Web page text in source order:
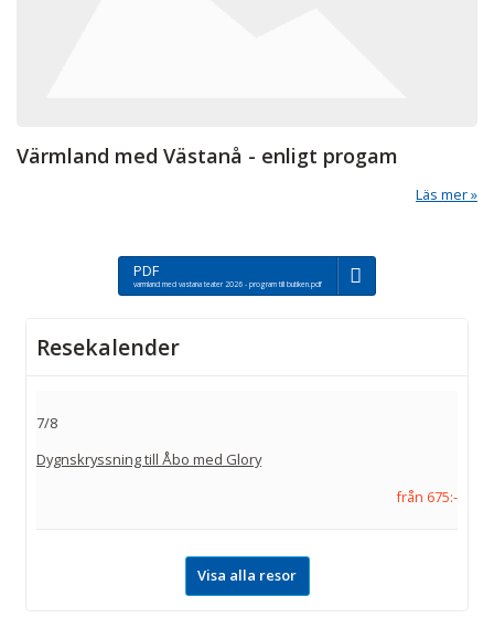
Värmland med Västanå - enligt progam
Läs mer
PDF
varmland med vastana teater 2026 - program till butiken.pdf
Resekalender
7/8
Dygnskryssning till Åbo med Glory
från 675:-
Visa alla resor